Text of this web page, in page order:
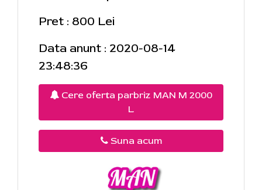
Pret : 800 Lei
Data anunt : 2020-08-14
23:48:36
Cere oferta parbriz MAN M 2000
L
Suna acum